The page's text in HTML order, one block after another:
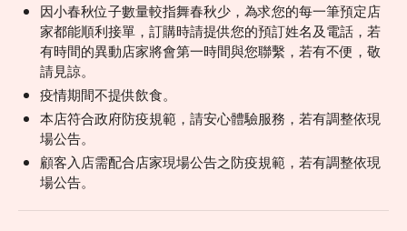
因小春秋位子數量較指舞春秋少，為求您的每一筆預定店
家都能順利接單，訂購時請提供您的預訂姓名及電話，若
有時間的異動店家將會第一時間與您聯繫，若有不便，敬
請見諒。
疫情期間不提供飲食。
本店符合政府防疫規範，請安心體驗服務，若有調整依現
場公告。
顧客入店需配合店家現場公告之防疫規範，若有調整依現
場公告。